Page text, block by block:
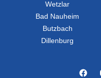
Wetzlar
Bad Nauheim
Butzbach
Dillenburg